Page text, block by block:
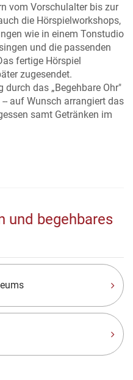
vom Vorschulalter bis zur
die Hörspielworkshops,
wie in einem Tonstudio
und die passenden
fertige Hörspiel
zugesendet.
das „Begehbare Ohr"
auf Wunsch arrangiert das
samt Getränken im
und begehbares